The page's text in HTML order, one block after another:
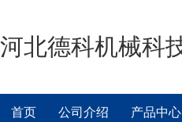
河北德科机械科
首页 公司介绍 产品中心